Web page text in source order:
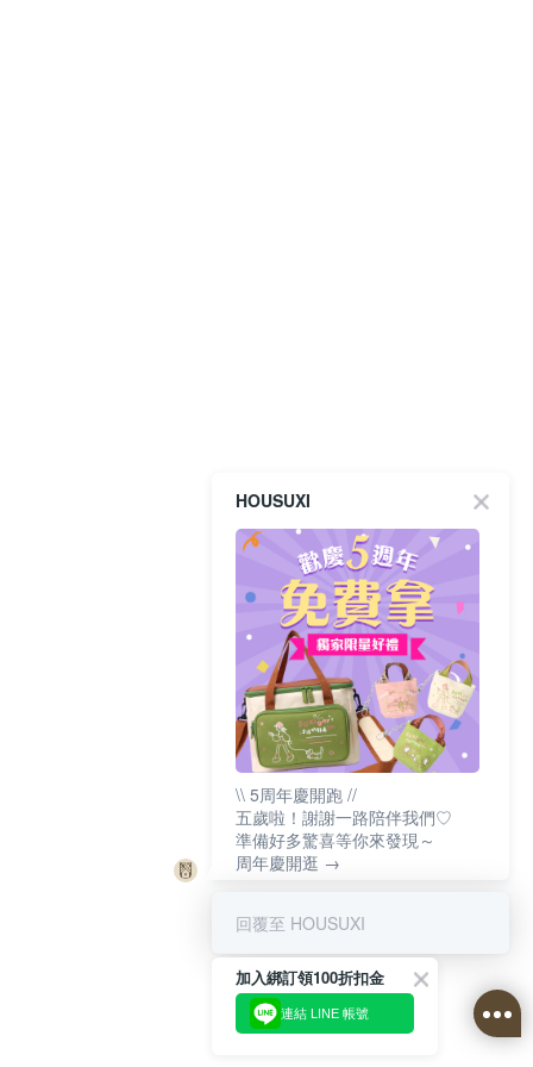
HOUSUXI
\\ 5周年慶開跑 //
五歲啦！謝謝一路陪伴我們♡
準備好多驚喜等你來發現～
周年慶開逛 →
回覆至 HOUSUXI
加入綁訂領100折扣金
連結 LINE 帳號